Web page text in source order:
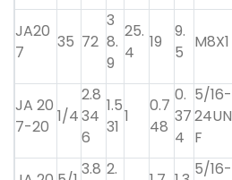
JA20
7
35 72
3
8.
9
25.
4
19
9.
5
M8X1
JA 20
7-20
1/4
2.8
34
6
1.5
31
1
0.7
48
0.
37
4
5/16-
24UN
F
3.8 2.
5/16-